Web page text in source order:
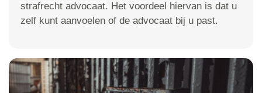
strafrecht advocaat. Het voordeel hiervan is dat u
zelf kunt aanvoelen of de advocaat bij u past.